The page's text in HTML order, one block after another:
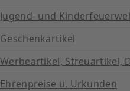
Jugend- und
Geschenkartikel
Werbeartikel, Streuartikel,
Ehrenpreise u. Urkunden